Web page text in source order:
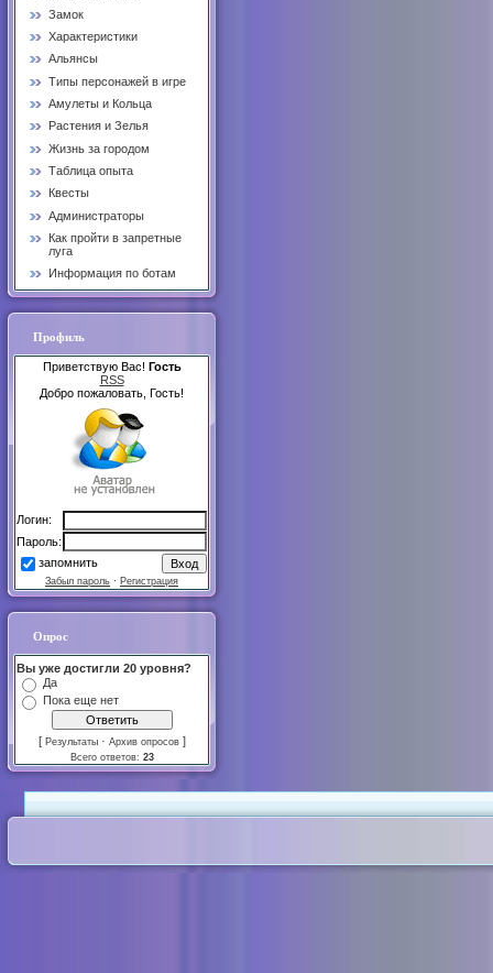
Замок
Характеристики
Альянсы
Типы персонажей в игре
Амулеты и Кольца
Растения и Зелья
Жизнь за городом
Таблица опыта
Квесты
Администраторы
Как пройти в запретные
луга
Информация по ботам
Профиль
Приветствую Вас! Гость
RSS
Добро пожаловать, Гость!
Логин:
Пароль:
запомнить
Забыл пароль · Регистрация
Опрос
Вы уже достигли 20 уровня?
Да
Пока еще нет
[ Результаты · Архив опросов ]
Всего ответов: 23